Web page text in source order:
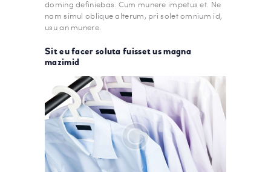
doming definiebas. Cum munere impetus et. Ne
nam simul oblique alterum, pri solet omnium id,
usu an munere.
Sit eu facer soluta fuisset us magna
mazimid